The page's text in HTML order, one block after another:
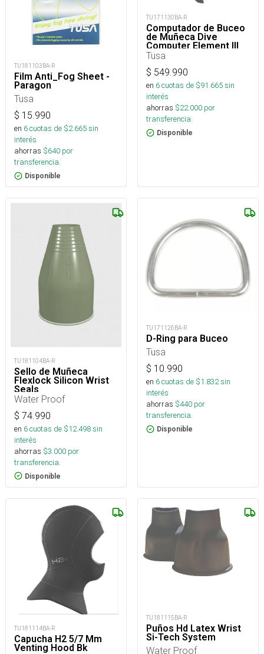
TU181103BA-R
Film Anti_Fog Sheet -
Paragon
Tusa
$ 15.990
en 6cuotas de $2.665sin
interés
ahorras $640 por
transferencia.
Disponible
TU171130BA-R
Computador de Buceo
de Muñeca Dive
Computer Element III
Tusa
$ 549.990
en 6cuotas de $91.665sin
interés
ahorras $22.000 por
transferencia.
Disponible
TU181104BA-R
Sello de Muñeca
Flexlock Silicon Wrist
Seals
Water Proof
$ 74.990
en 6cuotas de $12.498sin
interés
ahorras $3.000 por
transferencia.
Disponible
TU171126BA-R
D-Ring para Buceo
Tusa
$ 10.990
en 6cuotas de $1.832sin
interés
ahorras $440 por
transferencia.
Disponible
TU181114BA-R
Capucha H2 5/7 Mm
Venting Hood Bk
TU181115BA-R
Puños Hd Latex Wrist
Si-Tech System
Water Proof